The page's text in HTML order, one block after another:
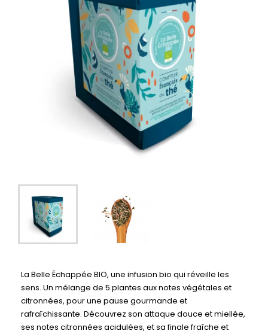
La Belle Échappée BIO, une infusion bio qui réveille les
sens. Un mélange de 5 plantes aux notes végétales et
citronnées, pour une pause gourmande et
rafraîchissante. Découvrez son attaque douce et miellée,
ses notes citronnées acidulées, et sa finale fraîche et